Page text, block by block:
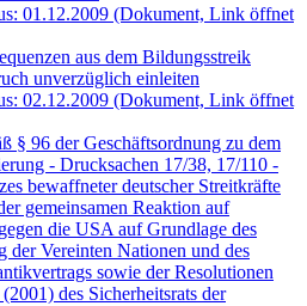
01.12.2009 (Dokument, Link öffnet
aus dem Bildungsstreik
unverzüglich einleiten
02.12.2009 (Dokument, Link öffnet
§ 96 der Geschäftsordnung zu dem
- Drucksachen 17/38, 17/110 -
bewaffneter deutscher Streitkräfte
gemeinsamen Reaktion auf
die USA auf Grundlage des
der Vereinten Nationen und des
sowie der Resolutionen
des Sicherheitsrats der